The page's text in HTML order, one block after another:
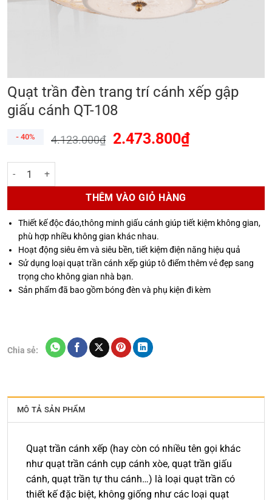
Quạt trần đèn trang trí cánh xếp gập
giấu cánh QT-108
- 40% 4.123.000₫ 2.473.800₫
Quạt trần đèn trang trí cánh xếp gập giấu cánh QT-108 số lượng
THÊM VÀO GIỎ HÀNG
Thiết kế độc đáo,thông minh giấu cánh giúp tiết kiệm không gian,
phù hợp nhiều không gian khác nhau.
Hoạt động siêu êm và siêu bền, tiết kiệm điện năng hiệu quả
Sử dụng loại quạt trần cánh xếp giúp tô điểm thêm vẻ đẹp sang
trọng cho không gian nhà bạn.
Sản phẩm đã bao gồm bóng đèn và phụ kiện đi kèm
Chia sẻ:
MÔ TẢ SẢN PHẨM
Quạt trần cánh xếp (hay còn có nhiều tên gọi khác
như quạt trần cánh cụp cánh xòe, quạt trần giấu
cánh, quạt trần tự thu cánh…) là loại quạt trần có
thiết kế đặc biệt, không giống như các loại quạt